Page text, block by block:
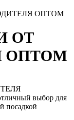
ОПТОМ
ОТ
ОПТОМ
выбор для
посадкой